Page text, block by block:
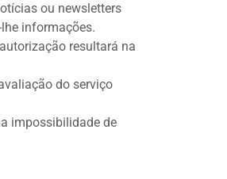
ou newsletters
informações.
resultará na
do serviço
impossibilidade de